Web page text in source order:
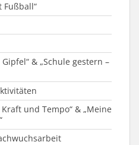
Fußball“
& „Schule gestern –
und Tempo“ & „Meine